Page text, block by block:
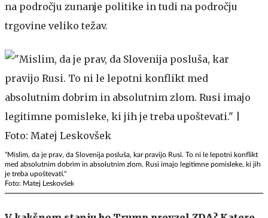
na področju zunanje politike in tudi na področju
trgovine veliko težav.
"Mislim, da je prav, da Slovenija posluša, kar pravijo Rusi. To ni le lepotni konflikt
med absolutnim dobrim in absolutnim zlom. Rusi imajo legitimne pomisleke, ki jih
je treba upoštevati."
Foto: Matej Leskovšek